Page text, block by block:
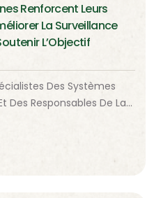
Renforcent Leurs
La Surveillance
L’Objectif
Des Systèmes
Des Responsables De La…